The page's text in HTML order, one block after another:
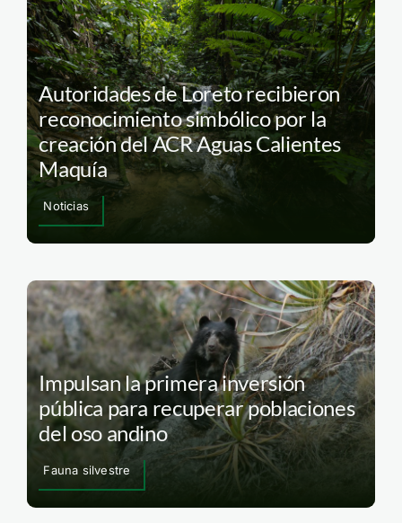
Autoridades de Loreto recibieron
reconocimiento simbólico por la
creación del ACR Aguas Calientes
Maquía
Noticias
Impulsan la primera inversión
pública para recuperar poblaciones
del oso andino
Fauna silvestre